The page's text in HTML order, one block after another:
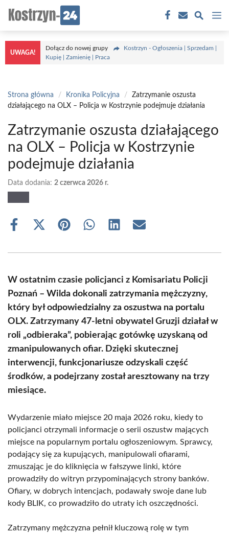
treści
UWAGA!
Dołącz do nowej grupy
Kostrzyn - Ogłoszenia | Sprzedam |
Kupię | Zamienię | Praca
Strona główna / Kronika Policyjna /
Zatrzymanie oszusta
działającego na OLX – Policja w Kostrzynie podejmuje działania
Zatrzymanie oszusta działającego
na OLX – Policja w Kostrzynie
podejmuje działania
Data dodania: 2 czerwca 2026 r.
Share
Share
(Twitter)
Share Share Share Share
W ostatnim czasie policjanci z Komisariatu Policji
Poznań – Wilda dokonali zatrzymania mężczyzny,
który był odpowiedzialny za oszustwa na portalu
OLX. Zatrzymany 47-letni obywatel Gruzji działał w
roli „odbieraka”, pobierając gotówkę uzyskaną od
zmanipulowanych ofiar. Dzięki skutecznej
interwencji, funkcjonariusze odzyskali część
środków, a podejrzany został aresztowany na trzy
miesiące.
Wydarzenie miało miejsce 20 maja 2026 roku, kiedy to
policjanci otrzymali informacje o serii oszustw mających
miejsce na popularnym portalu ogłoszeniowym. Sprawcy,
podający się za kupujących, manipulowali ofiarami,
zmuszając je do kliknięcia w fałszywe linki, które
prowadziły do witryn przypominających strony banków.
Ofiary, w dobrych intencjach, podawały swoje dane lub
kody BLIK, co prowadziło do utraty ich oszczędności.
Zatrzymany mężczyzna pełnił kluczową rolę w tym